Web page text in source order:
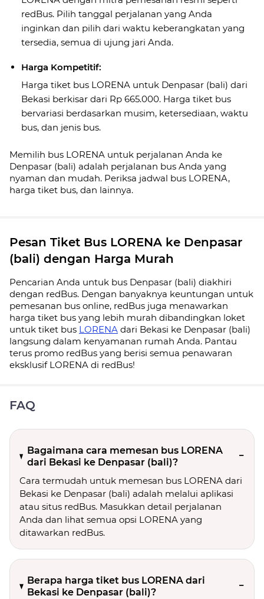
redBus. Pilih tanggal perjalanan yang Anda
inginkan dan pilih dari waktu keberangkatan yang
tersedia, semua di ujung jari Anda.
Harga Kompetitif:
Harga tiket bus LORENA untuk Denpasar (bali) dari
Bekasi berkisar dari Rp 665.000. Harga tiket bus
bervariasi berdasarkan musim, ketersediaan, waktu
bus, dan jenis bus.
Memilih bus LORENA untuk perjalanan Anda ke
Denpasar (bali) adalah perjalanan bus Anda yang
nyaman dan mudah. Periksa jadwal bus LORENA,
harga tiket bus, dan lainnya.
Pesan Tiket Bus LORENA ke Denpasar
(bali) dengan Harga Murah
Pencarian Anda untuk bus Denpasar (bali) diakhiri
dengan redBus. Dengan banyaknya keuntungan untuk
pemesanan bus online, redBus juga menawarkan
harga tiket bus yang lebih murah dibandingkan loket
untuk tiket bus LORENA dari Bekasi ke Denpasar (bali)
langsung dalam kenyamanan rumah Anda. Pantau
terus promo redBus yang berisi semua penawaran
eksklusif LORENA di redBus!
FAQ
Bagaimana cara memesan bus LORENA
dari Bekasi ke Denpasar (bali)?
Cara termudah untuk memesan bus LORENA dari
Bekasi ke Denpasar (bali) adalah melalui aplikasi
atau situs redBus. Masukkan detail perjalanan
Anda dan lihat semua opsi LORENA yang
ditawarkan redBus.
Berapa harga tiket bus LORENA dari
Bekasi ke Denpasar (bali)?